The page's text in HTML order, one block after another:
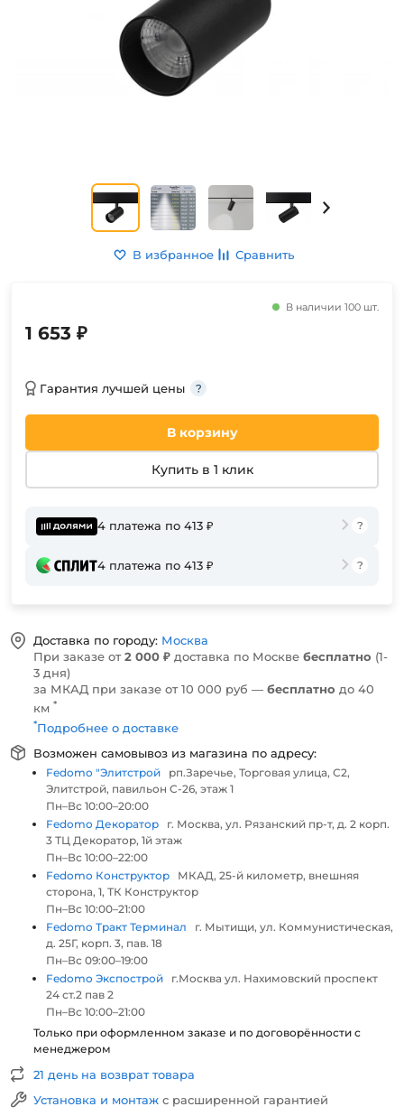
В избранное Сравнить
В наличии 100 шт.
1 653 ₽
Гарантия лучшей цены
В корзину
Купить в 1 клик
4 платежа по 413 ₽
4 платежа по 413 ₽
Доставка по городу: Москва
При заказе от2 000 ₽ доставка по Москве бесплатно (1-
3 дня)
за МКАД при заказе от 10 000 руб — бесплатно до 40
км *
*Подробнее о доставке
Возможен самовывоз из магазина по адресу:
Fedomo "Элитстрой
рп.Заречье, Торговая улица, С2,
Элитстрой, павильон С-26, этаж 1
Пн–Вс 10:00–20:00
Fedomo Декоратор
г. Москва, ул. Рязанский пр-т, д. 2 корп.
3 ТЦ Декоратор, 1й этаж
Пн–Вс 10:00–22:00
Fedomo Конструктор
МКАД, 25-й километр, внешняя
сторона, 1, ТК Конструктор
Пн–Вс 10:00–21:00
Fedomo Тракт Терминал
г. Мытищи, ул. Коммунистическая,
д. 25Г, корп. 3, пав. 18
Пн–Вс 09:00–19:00
Fedomo Экспострой
г.Москва ул. Нахимовский проспект
24 ст.2 пав 2
Пн–Вс 10:00–21:00
Только при оформленном заказе и по договорённости с
менеджером
21 день на возврат товара
Установка и монтаж с расширенной гарантией